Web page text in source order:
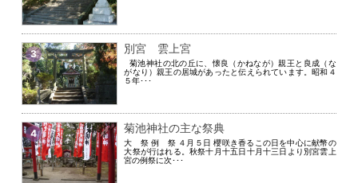
3 別宮 雲上宮
菊池神社の北の丘に、懐良（かねなが）親王と良成（な
がなり）親王の居城があったと伝えられています。昭和４
５年･･･
4 菊池神社の主な祭典
大 祭 例 祭 ４月５日 櫻咲き香るこの日を中心に献幣の
大祭が行はれる。秋祭十月十五日十月十三日より別宮雲上
宮の例祭に次･･･